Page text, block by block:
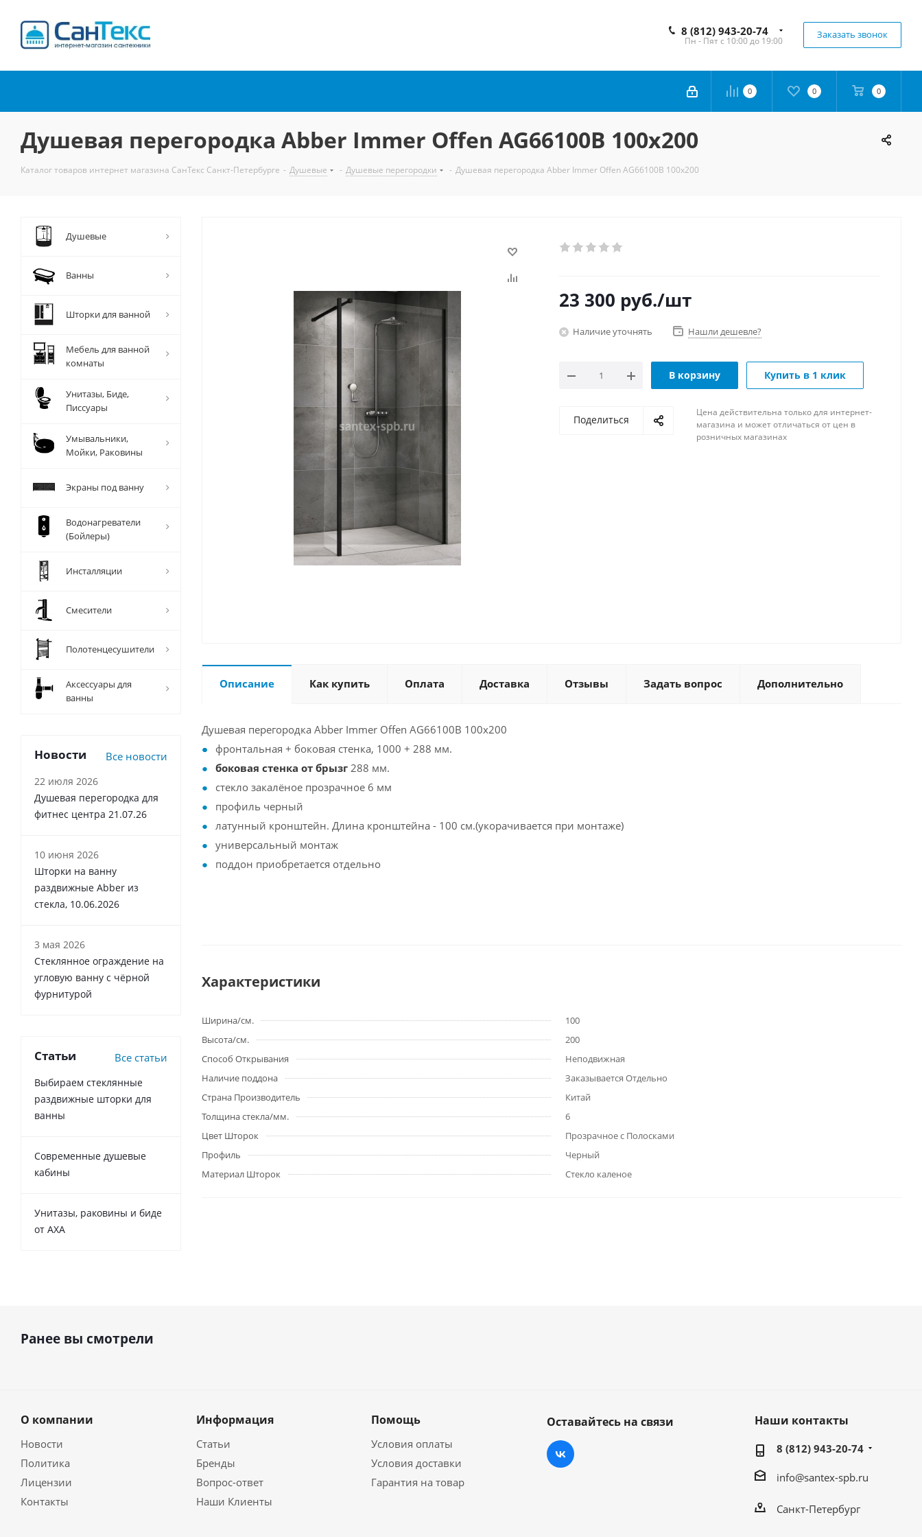
8 (812) 943-20-74
Пн - Пят с 10:00 до 19:00
Заказать звонок
0 0 0
Душевая перегородка Abber Immer Offen AG66100B 100x200
Каталог товаров интернет магазина СанТекс Санкт-Петербурге - Душевые - Душевые перегородки - Душевая перегородка Abber Immer Offen AG66100B 100x200
23 300 руб./шт
Наличие уточнять Нашли дешевле?
В корзину Купить в 1 клик
Поделиться
Цена действительна только для интернет-
магазина и может отличаться от цен в
розничных магазинах
Описание Как купить Оплата Доставка Отзывы Задать вопрос Дополнительно
Душевая перегородка Abber Immer Offen AG66100B 100x200
фронтальная + боковая стенка, 1000 + 288 мм.
боковая стенка от брызг 288 мм.
стекло закалёное прозрачное 6 мм
профиль черный
латунный кронштейн. Длина кронштейна - 100 см.(укорачивается при монтаже)
универсальный монтаж
поддон приобретается отдельно
Характеристики
Ширина/см.
100
Высота/см.
200
Способ Открывания
Неподвижная
Наличие поддона
Заказывается Отдельно
Страна Производитель
Китай
Толщина стекла/мм.
6
Цвет Шторок
Прозрачное с Полосками
Профиль
Черный
Материал Шторок
Стекло каленое
Душевые
Ванны
Шторки для ванной
Мебель для ванной
комнаты
Унитазы, Биде,
Писсуары
Умывальники,
Мойки, Раковины
Экраны под ванну
Водонагреватели
(Бойлеры)
Инсталляции
Смесители
Полотенцесушители
Аксессуары для
ванны
Новости Все новости
22 июля 2026
Душевая перегородка для
фитнес центра 21.07.26
10 июня 2026
Шторки на ванну
раздвижные Abber из
стекла, 10.06.2026
3 мая 2026
Стеклянное ограждение на
угловую ванну с чёрной
фурнитурой
Статьи Все статьи
Выбираем стеклянные
раздвижные шторки для
ванны
Современные душевые
кабины
Унитазы, раковины и биде
от AXA
Ранее вы смотрели
О компании
Новости
Политика
Лицензии
Контакты
Информация
Статьи
Бренды
Вопрос-ответ
Наши Клиенты
Помощь
Условия оплаты
Условия доставки
Гарантия на товар
Оставайтесь на связи Наши контакты
8 (812) 943-20-74
info@santex-spb.ru
Санкт-Петербург